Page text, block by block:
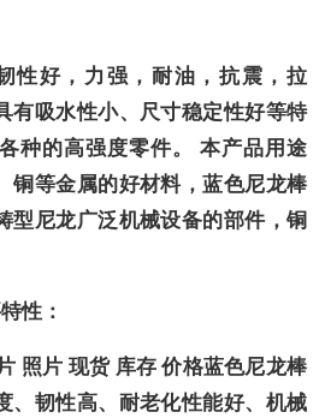
性好，力强，耐油，抗震，拉
有吸水性小、尺寸稳定性好等特
种的高强度零件。 本产品用途
铜等金属的好材料，蓝色尼龙棒
型尼龙广泛机械设备的部件，铜
性：
照片 现货 库存 价格蓝色尼龙棒
、韧性高、耐老化性能好、机械